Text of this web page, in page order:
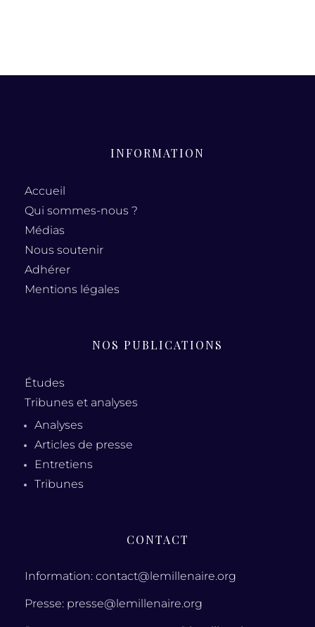
INFORMATION
Accueil
Qui sommes-nous ?
Médias
Nous soutenir
Adhérer
Mentions légales
NOS PUBLICATIONS
Études
Tribunes et analyses
Analyses
Articles de presse
Entretiens
Tribunes
CONTACT
Information: contact@lemillenaire.org
Presse: presse@lemillenaire.org